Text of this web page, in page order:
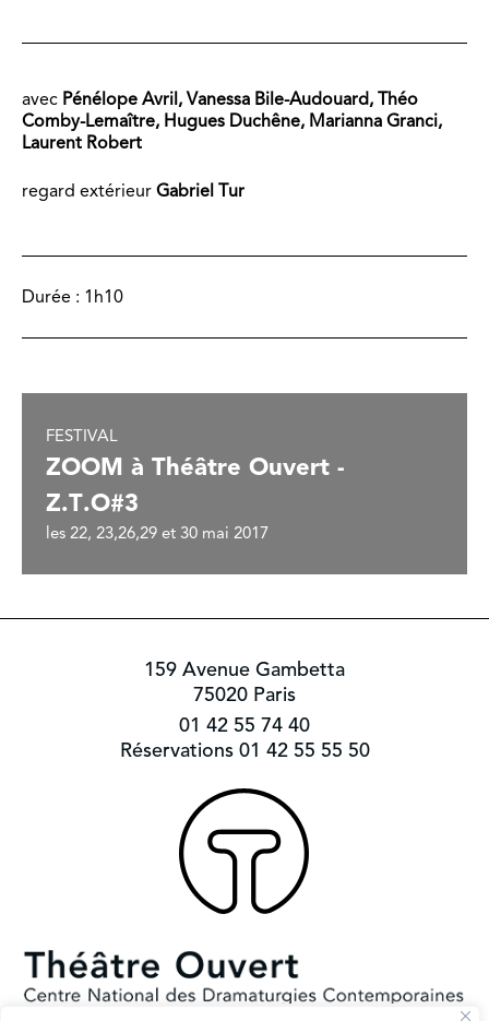
avec Pénélope Avril, Vanessa Bile-Audouard, Théo
Comby-Lemaître, Hugues Duchêne, Marianna Granci,
Laurent Robert
regard extérieur Gabriel Tur
Durée : 1h10
FESTIVAL
ZOOM à Théâtre Ouvert -
Z.T.O#3
les 22, 23,26,29 et 30 mai 2017
159 Avenue Gambetta
75020 Paris
01 42 55 74 40
Réservations 01 42 55 55 50